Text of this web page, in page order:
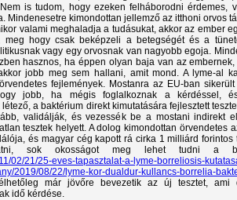
is tudom, hogy ezeken felháborodni érdemes,
Mindenesetre kimondottan jellemző az itthoni orvos
valami meghaladja a tudásukat, akkor az ember
meg hogy csak beképzeli a betegségét és a
vagy egy orvosnak van nagyobb egoja.
hasznos, ha éppen olyan baja van az embernek,
jobb meg sem hallani, amit mond. A lyme-al
fejlemények. Mostanra az EU-ban sikerült
jobb, ha mégis foglalkoznak a kérdéssel,
a baktérium direkt kimutatására fejlesztett
validálják, és vezessék be a mostani indirekt
tesztek helyett. A dolog kimondottan örvendetes
és magyar cég kapott rá cirka 1 milliárd forintos
sok okosságot meg lehet tudni a
02/21/25-eves-tapasztalat-a-lyme-borreliosis-
2019/08/22/lyme-kor-dualdur-kullancs-borrelia-
már jövőre bevezetik az új tesztet, ami
idő kérdése.